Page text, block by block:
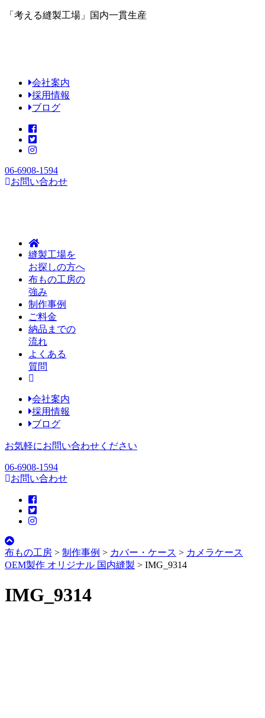
「考える縫製工場」国内一貫生産
会社案内
採用情報
ブログ
06-6908-1594
お問い合わせ
縫製工場を
お探しの方へ
布もの工房の
強み
制作事例
ご料金
納品までの
流れ
よくある
質問
会社案内
採用情報
ブログ
お気軽にお問い合わせください
06-6908-1594
お問い合わせ
布もの工房 > 制作事例 > カバー・ケース > カメラケース
OEM製作 オリジナル 国内縫製 > IMG_9314
IMG_9314